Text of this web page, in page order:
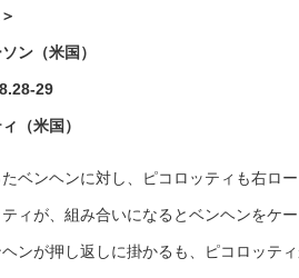
ン（米国）
29
（米国）
ベンヘンに対し、ピコロッティも右ロ
ィが、組み合いになるとベンヘンをケ
ンが押し返しに掛かるも、ピコロッテ